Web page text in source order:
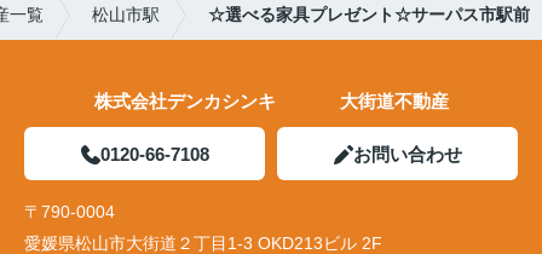
一覧 松山市駅 ☆選べる家具プレゼント☆サーパス市駅前
株式会社デンカシンキ 大街道不動産
0120-66-7108 お問い合わせ
〒790-0004
愛媛県松山市大街道２丁目1-3 OKD213ビル 2F